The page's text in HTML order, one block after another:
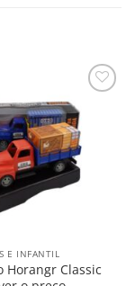
E INFANTIL
Horangr Classic